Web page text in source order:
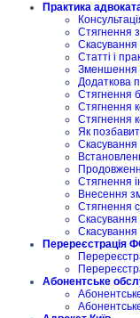
Практика
Стягнення
Статті і
Зменшення
Додаткова
Стягнення
Стягнення
Стягнення
Як
Скасування
Стягнення
Внесення
Стягнення
Скасування
Скасування
Перереєстрація
Абонентське